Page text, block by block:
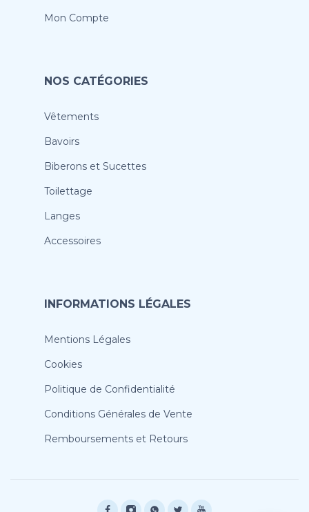
Mon Compte
NOS CATÉGORIES
Vêtements
Bavoirs
Biberons et Sucettes
Toilettage
Langes
Accessoires
INFORMATIONS LÉGALES
Mentions Légales
Cookies
Politique de Confidentialité
Conditions Générales de Vente
Remboursements et Retours